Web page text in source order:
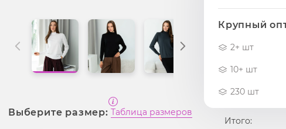
Выберите размер: Таблица размеров
Крупный
2+ шт
10+ шт
230 шт
Итого: